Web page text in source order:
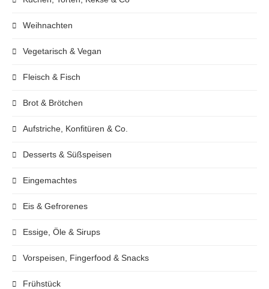
Weihnachten
Vegetarisch & Vegan
Fleisch & Fisch
Brot & Brötchen
Aufstriche, Konfitüren & Co.
Desserts & Süßspeisen
Eingemachtes
Eis & Gefrorenes
Essige, Öle & Sirups
Vorspeisen, Fingerfood & Snacks
Frühstück